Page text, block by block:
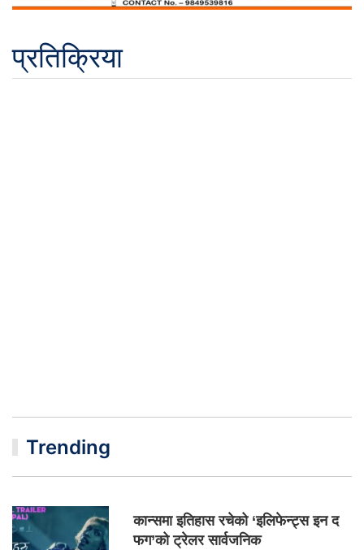
प्रतिक्रिया
Trending
कान्समा इतिहास रचेको ‘इलिफेन्ट्स इन द
फग’को ट्रेलर सार्वजनिक